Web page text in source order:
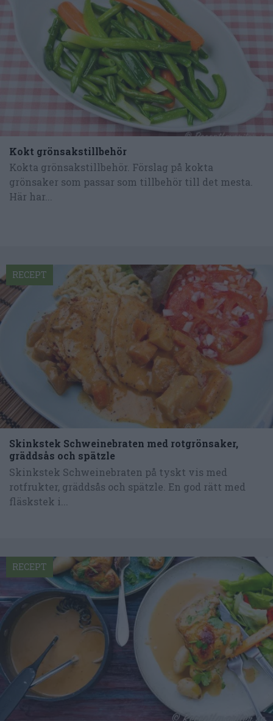
Kokt grönsakstillbehör
Kokta grönsakstillbehör. Förslag på kokta
grönsaker som passar som tillbehör till det mesta.
Här har...
Skinkstek Schweinebraten med rotgrönsaker,
gräddsås och spätzle
Skinkstek Schweinebraten på tyskt vis med
rotfrukter, gräddsås och spätzle. En god rätt med
fläskstek i...
RECEPT
RECEPT